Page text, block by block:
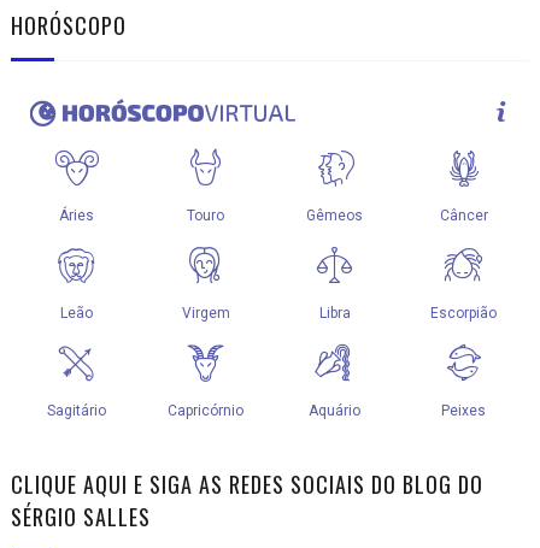
HORÓSCOPO
CLIQUE AQUI E SIGA AS REDES SOCIAIS DO BLOG DO
SÉRGIO SALLES